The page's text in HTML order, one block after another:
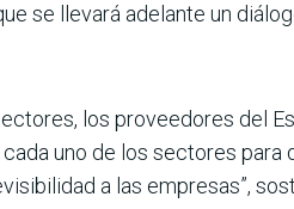
se llevará adelante un
los proveedores del
uno de los sectores para
a las empre­sas”,